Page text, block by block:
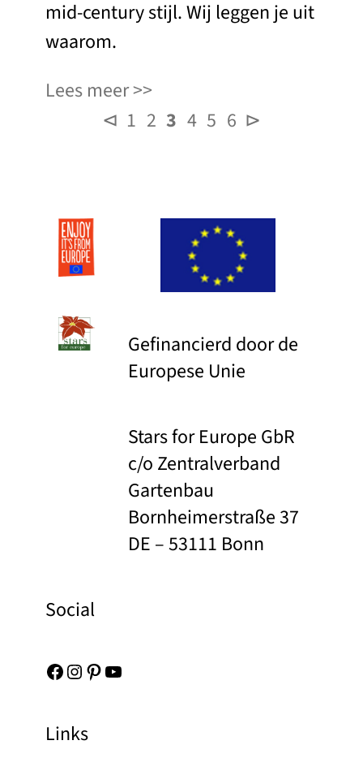
mid-century stijl. Wij leggen je uit
waarom.
Lees meer
⊲ 1 2 3 4 5 6 ⊳
Gefinancierd door de
Europese Unie
Stars for Europe GbR
c/o Zentralverband
Gartenbau
Bornheimerstraße 37
DE – 53111 Bonn
Social
Facebook Instagram Pinterest YouTube
Links